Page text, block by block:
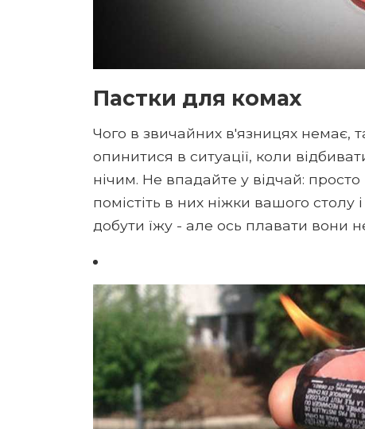
Пастки для комах
Чого в звичайних в'язницях немає,
опинитися в ситуації, коли
нічим. Не впадайте у відчай:
помістіть в них ніжки вашого столу
добути їжу - але ось плавати вони